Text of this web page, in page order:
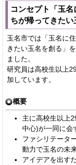
コンセプト「玉
ちが帰ってきたい
玉名市では「玉名に
きたい玉名を創る」
ました。
研究員は高校生以上
加しています。
概要
主に高校生以上
中心)が一同に会
ファシリテータ
動力で玉名の未
アイデアを出す